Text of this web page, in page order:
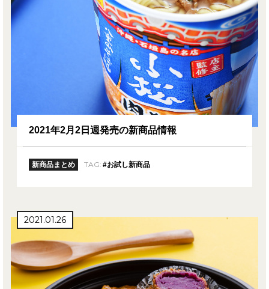
2021年2月2日週発売の新商品情報
新商品まとめ TAG: #お試し新商品
2021.01.26